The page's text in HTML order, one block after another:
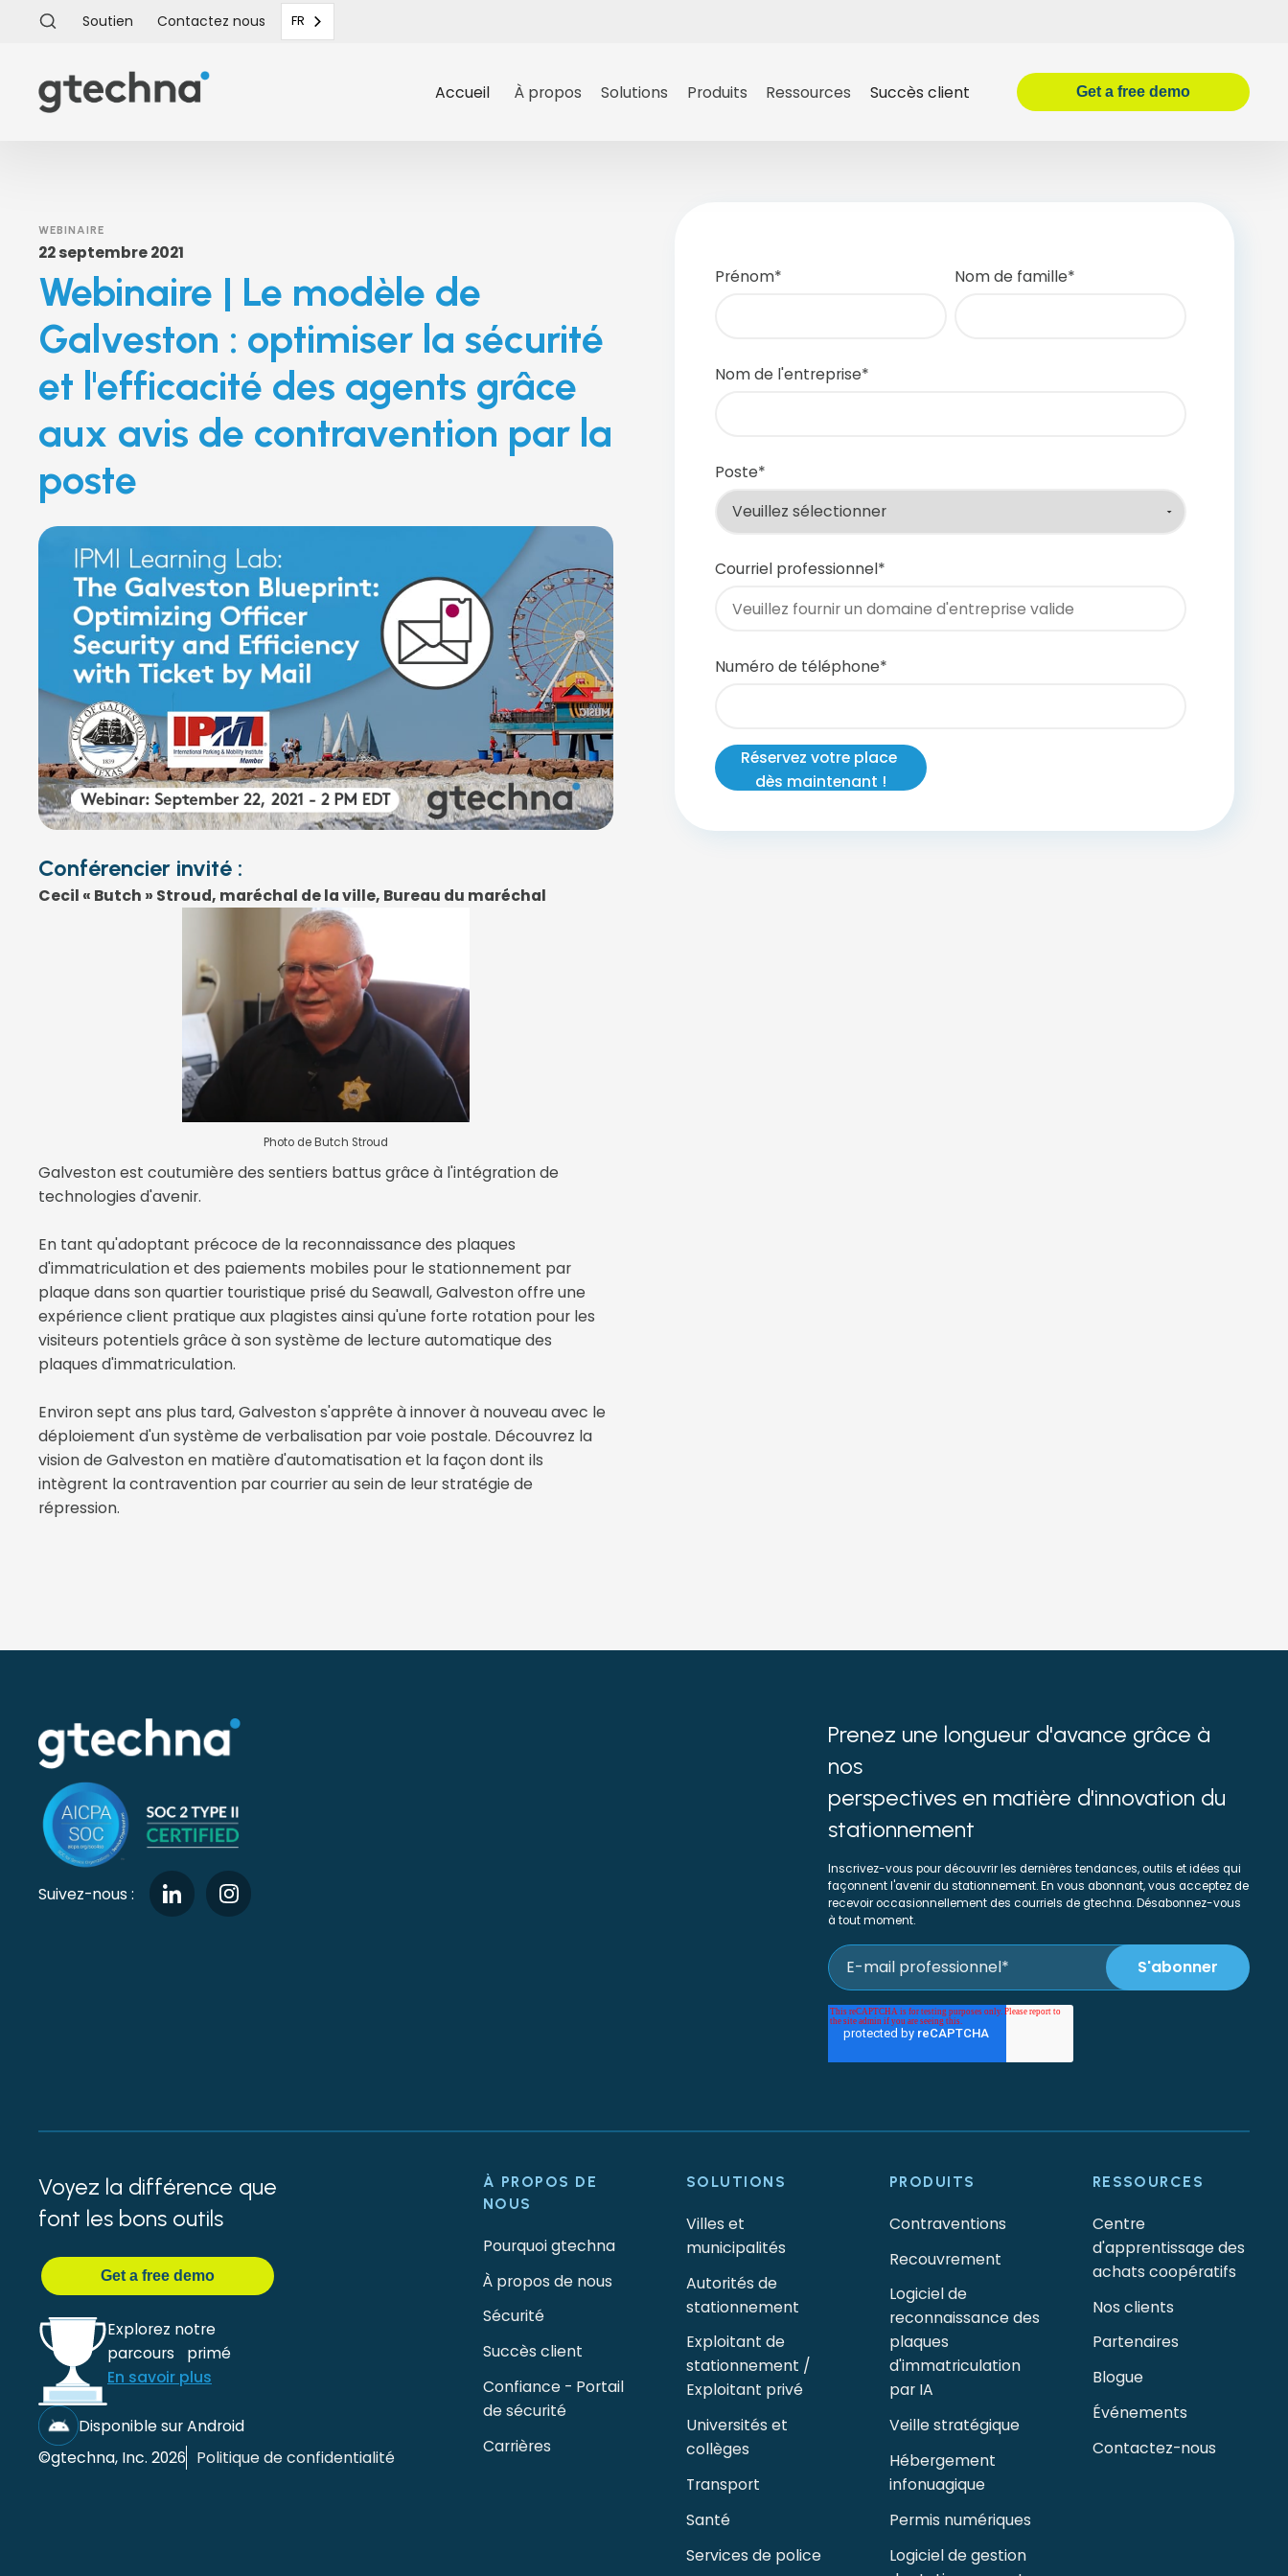
Soutien Contacteznous FR
Accueil À propos Solutions Produits Ressources Succès client Get a free demo
WEBINAIRE
22 septembre 2021
Webinaire | Le modèle de
Galveston : optimiser la sécurité
et l'efficacité des agents grâce
aux avis de contravention par la
poste
Conférencier invité :
Cecil « Butch » Stroud, maréchal de la ville, Bureau du maréchal
Photo de Butch Stroud
Galveston est coutumière des sentiers battus grâce à l'intégration de
technologies d'avenir.
En tant qu'adoptant précoce de la reconnaissance des plaques
d'immatriculation et des paiements mobiles pour le stationnement par
plaque dans son quartier touristique prisé du Seawall, Galveston offre une
expérience client pratique aux plagistes ainsi qu'une forte rotation pour les
visiteurs potentiels grâce à son système de lecture automatique des
plaques d'immatriculation.
Environ sept ans plus tard, Galveston s'apprête à innover à nouveau avec le
déploiement d'un système de verbalisation par voie postale. Découvrez la
vision de Galveston en matière d'automatisation et la façon dont ils
intègrent la contravention par courrier au sein de leur stratégie de
répression.
Prénom* Nom de famille*
Nom de l'entreprise*
Poste*
Courriel professionnel*
Numéro de téléphone*
Suivez-nous :
Prenez une longueur d'avance grâce à
nos
perspectives en matière d'innovation du
stationnement
Inscrivez-vous pour découvrir les dernières tendances, outils et idées qui
façonnent l'avenir du stationnement. En vous abonnant, vous acceptez de
recevoir occasionnellement des courriels de gtechna. Désabonnez-vous
à tout moment.
Voyez la différence que
font les bons outils
Geta free demo
Explorez notre
parcours primé
En savoir plus
Disponible sur Android
©gtechna, Inc. 2026 Politique de confidentialité
À PROPOS DE
NOUS
Pourquoi gtechna
À propos de nous
Sécurité
Succès client
Confiance - Portail
de sécurité
Carrières
SOLUTIONS
Villes et
municipalités
Autorités de
stationnement
Exploitant de
stationnement /
Exploitant privé
Universités et
collèges
Transport
Santé
Services de police
PRODUITS
Contraventions
Recouvrement
Logiciel de
reconnaissance des
plaques
d'immatriculation
par IA
Veille stratégique
Hébergement
infonuagique
Permis numériques
Logiciel de gestion
RESSOURCES
Centre
d'apprentissage des
achats coopératifs
Nos clients
Partenaires
Blogue
Événements
Contactez-nous